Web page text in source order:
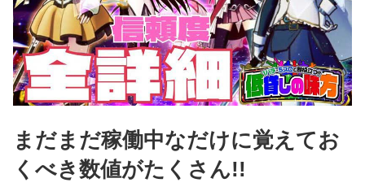
まだまだ稼働中なだけに覚えてお
くべき数値がたくさん!!